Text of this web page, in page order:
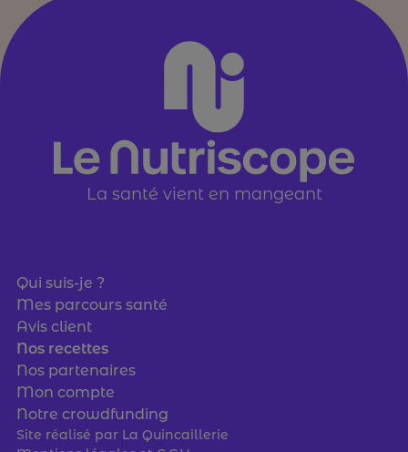
La santé vient en mangeant
Qui suis-je ?
Mes parcours santé
Avis client
Nos recettes
Nos partenaires
Mon compte
Notre crowdfunding
Site réalisé par La Quincaillerie